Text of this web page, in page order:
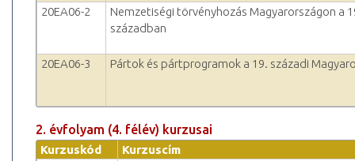
20EA06-2
Nemzetiségi törvényhozás Magyarországon a
században
20EA06-3 Pártok és pártprogramok a 19. századi
2. évfolyam (4. félév) kurzusai
Kurzuskód
Kurzuscím